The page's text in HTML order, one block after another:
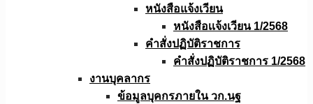
หนังสือแจ้งเวียน
หนังสือเเจ้งเวียน 1/2568
คำสั่งปฏิบัติราชการ
คำสั่งปฏิบัติราชการ 1/2568
งานบุคลากร
ข้อมูลบุคกรภายใน วก.นฐ